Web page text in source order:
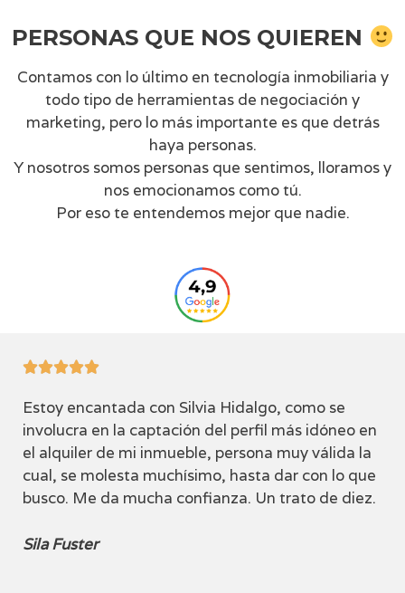
PERSONAS QUE NOS QUIEREN
Contamos con lo último en tecnología inmobiliaria y
todo tipo de herramientas de negociación y
marketing, pero lo más importante es que detrás
haya personas.
Y nosotros somos personas que sentimos, lloramos y
nos emocionamos como tú.
Por eso te entendemos mejor que nadie.

Estoy encantada con Silvia Hidalgo, como se
involucra en la captación del perfil más idóneo en
el alquiler de mi inmueble, persona muy válida la
cual, se molesta muchísimo, hasta dar con lo que
busco. Me da mucha confianza. Un trato de diez.
Sila Fuster